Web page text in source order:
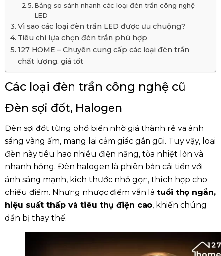
Bảng so sánh nhanh các loại đèn trần công nghệ
LED
Vì sao các loại đèn trần LED được ưu chuộng?
Tiêu chí lựa chọn đèn trần phù hợp
127 HOME – Chuyên cung cấp các loại đèn trần
chất lượng, giá tốt
Các loại đèn trần công nghệ cũ
Đèn sợi đốt, Halogen
Đèn sợi đốt từng phổ biến nhờ giá thành rẻ và ánh
sáng vàng ấm, mang lại cảm giác gần gũi. Tuy vậy, loại
đèn này tiêu hao nhiều điện năng, tỏa nhiệt lớn và
nhanh hỏng. Đèn halogen là phiên bản cải tiến với
ánh sáng mạnh, kích thước nhỏ gọn, thích hợp cho
chiếu điểm. Nhưng nhược điểm vẫn là tuổi thọ ngắn,
hiệu suất thấp và tiêu thụ điện cao, khiến chúng
dần bị thay thế.